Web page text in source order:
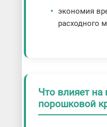
экономия
расходного
Что влияет
порошковой